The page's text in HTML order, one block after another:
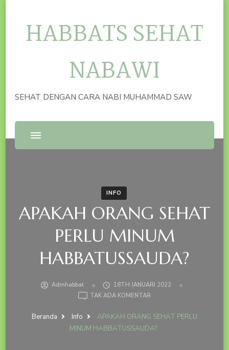
HABBATS SEHAT
NABAWI
SEHAT DENGAN CARA NABI MUHAMMAD SAW
INFO
APAKAH ORANG SEHAT
PERLU MINUM
HABBATUSSAUDA?
Admhabbat
18TH JANUARI 2022
TAK ADA KOMENTAR
ORANG
SEHAT
Beranda Info
APAKAH ORANG SEHAT PERLU
MINUM HABBATUSSAUDA?